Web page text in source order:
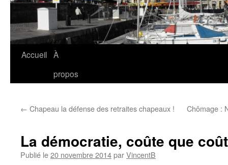
Aller
Accueil À
propos
← Chapeau la défense des retraites chapeaux ! Chômage :
La démocratie, coûte que
Publié le20 novembre 2014parVincentB